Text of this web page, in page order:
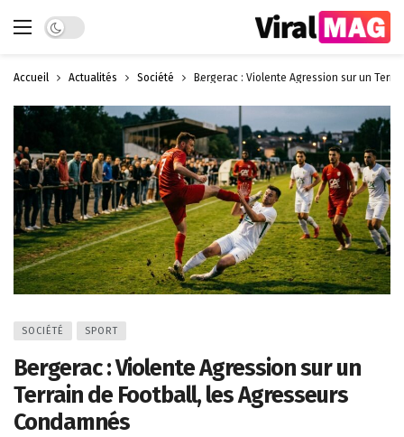
Dark mode
Accueil Actualités Société Bergerac : Violente Agression sur un
SOCIÉTÉ SPORT
Bergerac : Violente Agression sur un
Terrain de Football, les Agresseurs
Condamnés